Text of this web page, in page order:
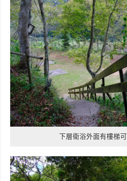
下層衛浴外面有樓梯